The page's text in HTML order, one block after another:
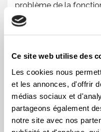
Ce site web utilise des
Les cookies nous
et les annonces, d'offrir
médias sociaux et
partageons également
notre site avec nos
problème de la
taille ou à son
de fierté et de
comprendre la
fonction publique
aucun gouvernement
Au contraire, on l’a